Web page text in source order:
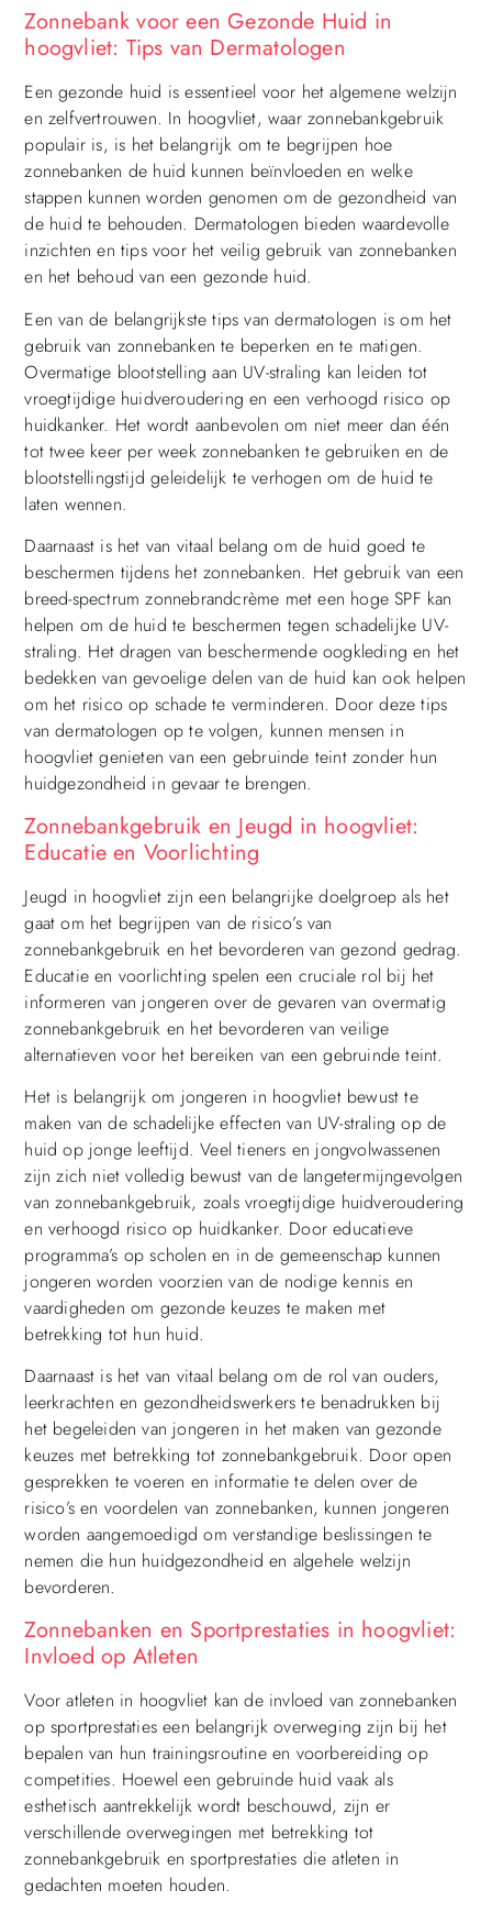
Zonnebank voor een Gezonde Huid in
hoogvliet: Tips van Dermatologen
Een gezonde huid is essentieel voor het algemene welzijn
en zelfvertrouwen. In hoogvliet, waar zonnebankgebruik
populair is, is het belangrijk om te begrijpen hoe
zonnebanken de huid kunnen beïnvloeden en welke
stappen kunnen worden genomen om de gezondheid van
de huid te behouden. Dermatologen bieden waardevolle
inzichten en tips voor het veilig gebruik van zonnebanken
en het behoud van een gezonde huid.
Een van de belangrijkste tips van dermatologen is om het
gebruik van zonnebanken te beperken en te matigen.
Overmatige blootstelling aan UV-straling kan leiden tot
vroegtijdige huidveroudering en een verhoogd risico op
huidkanker. Het wordt aanbevolen om niet meer dan één
tot twee keer per week zonnebanken te gebruiken en de
blootstellingstijd geleidelijk te verhogen om de huid te
laten wennen.
Daarnaast is het van vitaal belang om de huid goed te
beschermen tijdens het zonnebanken. Het gebruik van een
breed-spectrum zonnebrandcrème met een hoge SPF kan
helpen om de huid te beschermen tegen schadelijke UV-
straling. Het dragen van beschermende oogkleding en het
bedekken van gevoelige delen van de huid kan ook helpen
om het risico op schade te verminderen. Door deze tips
van dermatologen op te volgen, kunnen mensen in
hoogvliet genieten van een gebruinde teint zonder hun
huidgezondheid in gevaar te brengen.
Zonnebankgebruik en Jeugd in hoogvliet:
Educatie en Voorlichting
Jeugd in hoogvliet zijn een belangrijke doelgroep als het
gaat om het begrijpen van de risico’s van
zonnebankgebruik en het bevorderen van gezond gedrag.
Educatie en voorlichting spelen een cruciale rol bij het
informeren van jongeren over de gevaren van overmatig
zonnebankgebruik en het bevorderen van veilige
alternatieven voor het bereiken van een gebruinde teint.
Het is belangrijk om jongeren in hoogvliet bewust te
maken van de schadelijke effecten van UV-straling op de
huid op jonge leeftijd. Veel tieners en jongvolwassenen
zijn zich niet volledig bewust van de langetermijngevolgen
van zonnebankgebruik, zoals vroegtijdige huidveroudering
en verhoogd risico op huidkanker. Door educatieve
programma’s op scholen en in de gemeenschap kunnen
jongeren worden voorzien van de nodige kennis en
vaardigheden om gezonde keuzes te maken met
betrekking tot hun huid.
Daarnaast is het van vitaal belang om de rol van ouders,
leerkrachten en gezondheidswerkers te benadrukken bij
het begeleiden van jongeren in het maken van gezonde
keuzes met betrekking tot zonnebankgebruik. Door open
gesprekken te voeren en informatie te delen over de
risico’s en voordelen van zonnebanken, kunnen jongeren
worden aangemoedigd om verstandige beslissingen te
nemen die hun huidgezondheid en algehele welzijn
bevorderen.
Zonnebanken en Sportprestaties in hoogvliet:
Invloed op Atleten
Voor atleten in hoogvliet kan de invloed van zonnebanken
op sportprestaties een belangrijk overweging zijn bij het
bepalen van hun trainingsroutine en voorbereiding op
competities. Hoewel een gebruinde huid vaak als
esthetisch aantrekkelijk wordt beschouwd, zijn er
verschillende overwegingen met betrekking tot
zonnebankgebruik en sportprestaties die atleten in
gedachten moeten houden.